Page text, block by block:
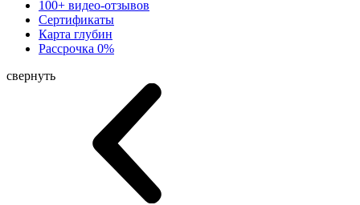
100+ видео-отзывов
Сертификаты
Карта глубин
Рассрочка 0%
свернуть